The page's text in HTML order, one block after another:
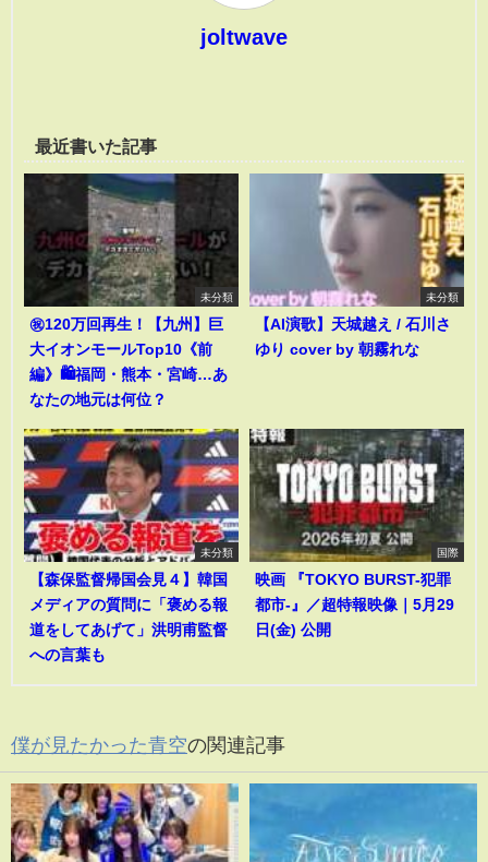
joltwave
最近書いた記事
未分類
㊗️120万回再生！【九州】巨
大イオンモールTop10《前
編》🛍️福岡・熊本・宮崎…あ
なたの地元は何位？
未分類
【AI演歌】天城越え / 石川さ
ゆり cover by 朝霧れな
未分類
【森保監督帰国会見４】韓国
メディアの質問に「褒める報
道をしてあげて」洪明甫監督
への言葉も
国際
映画 『TOKYO BURST-犯罪
都市-』／超特報映像｜5月29
日(金) 公開
僕が見たかった青空の関連記事